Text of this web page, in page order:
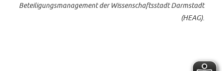
Beteiligungsmanagement der Wissenschaftsstadt Darmstadt
(HEAG).